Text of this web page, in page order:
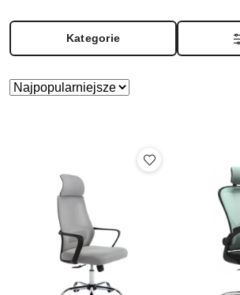
Kategorie
Zastosowano
Sortuj